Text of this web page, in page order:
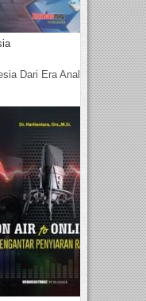
Dari Era Analog